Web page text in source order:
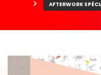
AFTERWORK